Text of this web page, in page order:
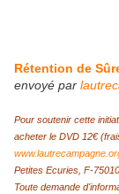
Rétention de
envoyé par
Pour soutenir cette
acheter le DVD 12€
Petites Ecuries, F-
Toute demande